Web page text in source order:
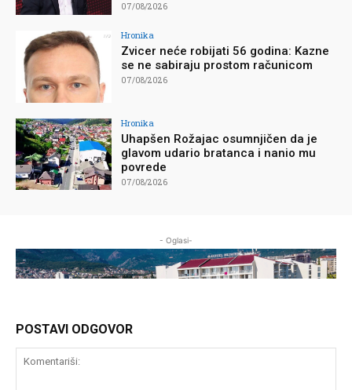
07/08/2026
Hronika
Zvicer neće robijati 56 godina: Kazne
se ne sabiraju prostom računicom
07/08/2026
Hronika
Uhapšen Rožajac osumnjičen da je
glavom udario bratanca i nanio mu
povrede
07/08/2026
- Oglasi-
POSTAVI ODGOVOR